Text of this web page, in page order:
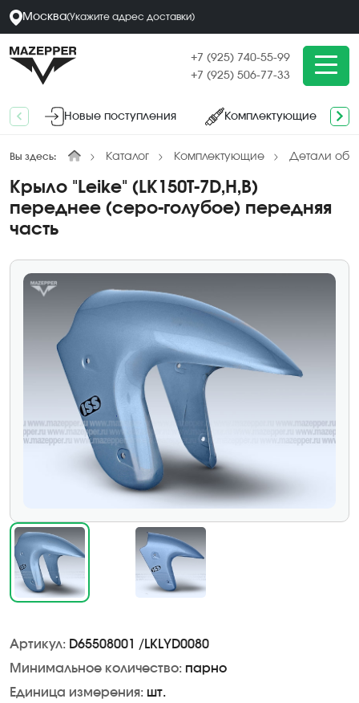
Москва(Укажите адрес доставки)
+7 (925) 740-55-99
+7 (925) 506-77-33
Новые поступления Комплектующие
Вы здесь: Каталог Комплектующие Детали
Крыло "Leike" (LK150T-7D,H,B)
переднее (серо-голубое) передняя
часть
Артикул: D65508001 /LKLYD0080
Минимальное количество: парно
Единица измерения: шт.